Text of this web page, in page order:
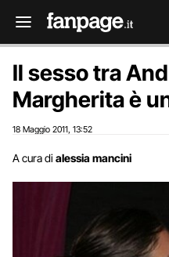
Il sesso tra
Margherita è
18 Maggio 2011 13:52
A cura di alessia mancini